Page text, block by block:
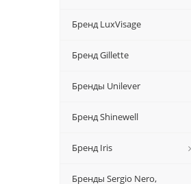
Бренд LuxVisage
Бренд Gillette
Бренды Unilever
Бренд Shinewell
Бренд Iris
Бренды Sergio Nero,